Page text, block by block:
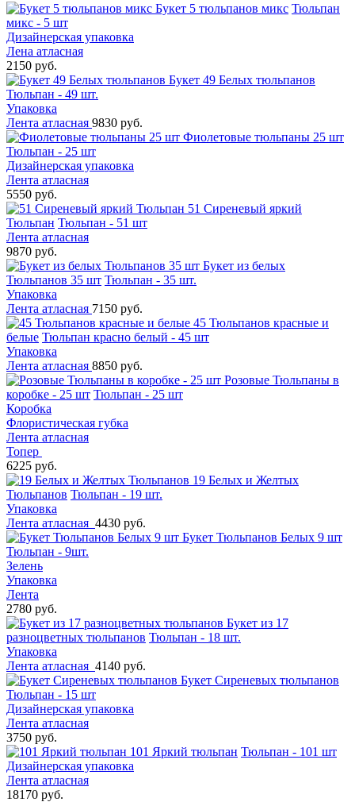
Букет 5 тюльпанов микс Тюльпан
микс - 5 шт
Дизайнерская упаковка
Лена атласная
2150 руб.
Букет 49 Белых тюльпанов
Тюльпан - 49 шт.
Упаковка
Лента атласная 9830 руб.
Фиолетовые тюльпаны 25 шт
Тюльпан - 25 шт
Дизайнерская упаковка
Лента атласная
5550 руб.
51 Сиреневый яркий
Тюльпан Тюльпан - 51 шт
Лента атласная
9870 руб.
Букет из белых
Тюльпанов 35 шт Тюльпан - 35 шт.
Упаковка
Лента атласная 7150 руб.
45 Тюльпанов красные и
белые Тюльпан красно белый - 45 шт
Упаковка
Лента атласная 8850 руб.
Розовые Тюльпаны в
коробке - 25 шт Тюльпан - 25 шт
Коробка
Флористическая губка
Лента атласная
Топер
6225 руб.
19 Белых и Желтых
Тюльпанов Тюльпан - 19 шт.
Упаковка
Лента атласная 4430 руб.
Букет Тюльпанов Белых 9 шт
Тюльпан - 9шт.
Зелень
Упаковка
Лента
2780 руб.
Букет из 17
разноцветных тюльпанов Тюльпан - 18 шт.
Упаковка
Лента атласная 4140 руб.
Букет Сиреневых тюльпанов
Тюльпан - 15 шт
Дизайнерская упаковка
Лента атласная
3750 руб.
101 Яркий тюльпан Тюльпан - 101 шт
Дизайнерская упаковка
Лента атласная
18170 руб.